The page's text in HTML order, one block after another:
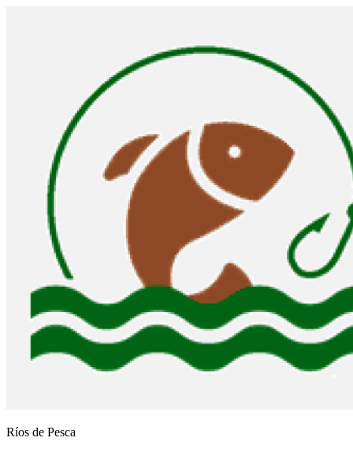
Ríos de Pesca